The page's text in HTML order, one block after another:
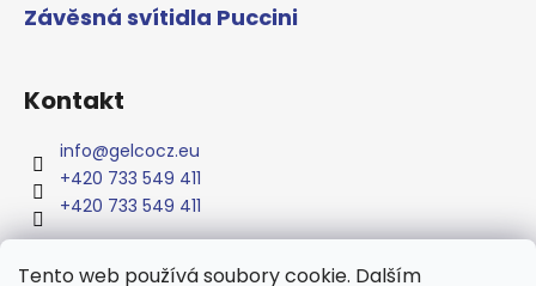
Tento web používá soubory cookie. Dalším
Závěsná svítidla Puccini
Kontakt
info@gelcocz.eu
+420 733 549 411
+420 733 549 411